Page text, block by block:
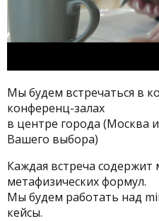
Мы будем встречаться в
конференц-залах
в центре города (Москва
Вашего выбора)
Каждая встреча содержит
метафизических формул.
Мы будем работать над
кейсы.